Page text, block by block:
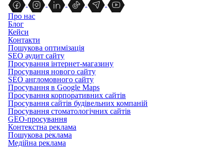
Про нас
Блог
Кейси
Контакти
Пошукова оптимізація
SEO аудит сайту
Просування інтернет-магазину
Просування нового сайту
SEO англомовного сайту
Просування в Google Maps
Просування корпоративних сайтів
Просування сайтів будівельних компаній
Просування стоматологічних сайтів
GEO-просування
Контекстна реклама
Пошукова реклама
Медійна реклама